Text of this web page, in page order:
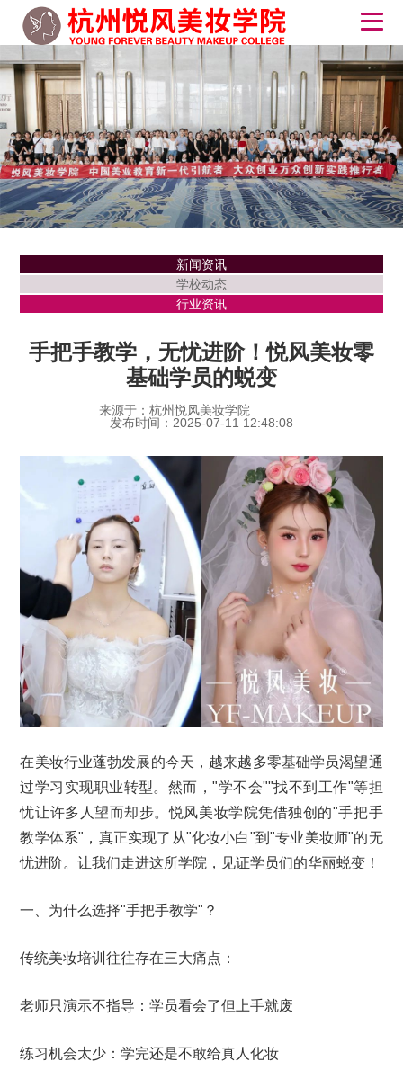
新闻资讯
学校动态
行业资讯
手把手教学，无忧进阶！悦风美妆零
基础学员的蜕变
来源于：杭州悦风美妆学院
发布时间：2025-07-11 12:48:08
在美妆行业蓬勃发展的今天，越来越多零基础学员渴望通
过学习实现职业转型。然而，"学不会""找不到工作"等担
忧让许多人望而却步。悦风美妆学院凭借独创的"手把手
教学体系"，真正实现了从"化妆小白"到"专业美妆师"的无
忧进阶。让我们走进这所学院，见证学员们的华丽蜕变！
一、为什么选择"手把手教学"？
传统美妆培训往往存在三大痛点：
老师只演示不指导：学员看会了但上手就废
练习机会太少：学完还是不敢给真人化妆